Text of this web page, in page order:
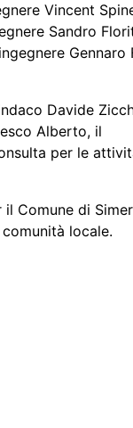
Vincent
Sandro
Gennaro
Davide
Alberto, il
per le
Comune di
locale.